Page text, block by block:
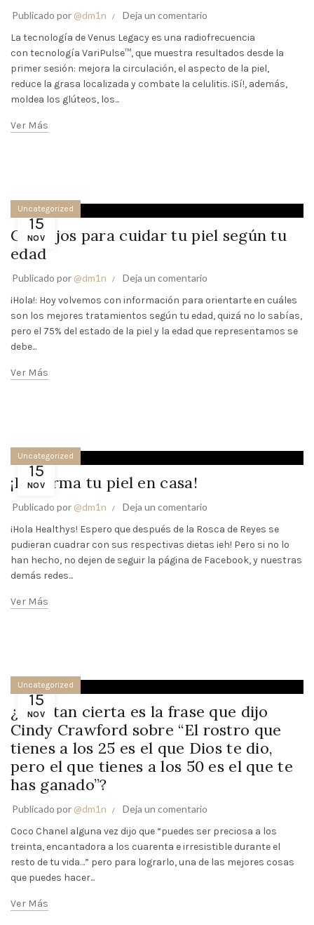
Publicado por@dm1n
Deja un comentario
La tecnología de Venus Legacy es una radiofrecuencia
con tecnología VariPulse™, que muestra resultados desde la
primer sesión: mejora la circulación, el aspecto de la piel,
reduce la grasa localizada y combate la celulitis. ¡Sí!, además,
moldea los glúteos, los...
Ver Más
15
NOV
Uncategorized
Consejos para cuidar tu piel según tu
edad
Publicado por@dm1n
Deja un comentario
¡Hola!: Hoy volvemos con información para orientarte en cuáles
son los mejores tratamientos según tu edad, quizá no lo sabías,
pero el 75% del estado de la piel y la edad que representamos se
debe...
Ver Más
15
NOV
Uncategorized
¡Reafirma tu piel en casa!
Publicado por@dm1n
Deja un comentario
¡Hola Healthys! Espero que después de la Rosca de Reyes se
pudieran cuadrar con sus respectivas dietas ¡eh! Pero si no lo
han hecho, no dejen de seguir la página de Facebook, y nuestras
demás redes...
Ver Más
15
NOV
Uncategorized
¿Qué tan cierta es la frase que dijo
Cindy Crawford sobre “El rostro que
tienes a los 25 es el que Dios te dio,
pero el que tienes a los 50 es el que te
has ganado”?
Publicado por@dm1n
Deja un comentario
Coco Chanel alguna vez dijo que “puedes ser preciosa a los
treinta, encantadora a los cuarenta e irresistible durante el
resto de tu vida…” pero para lograrlo, una de las mejores cosas
que puedes hacer...
Ver Más